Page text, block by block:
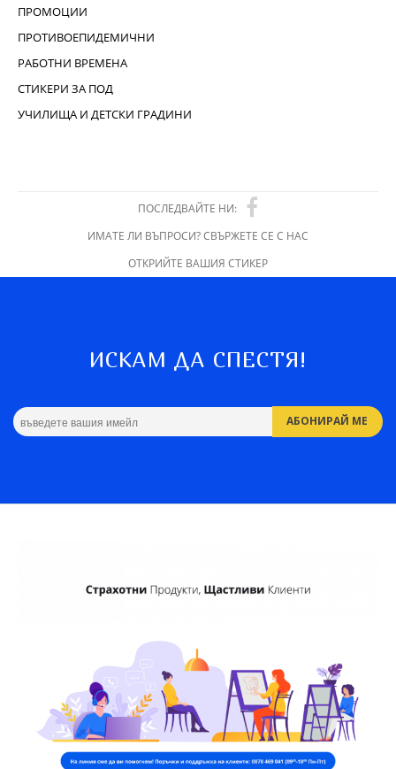
ПРОМОЦИИ
ПРОТИВОЕПИДЕМИЧНИ
РАБОТНИ ВРЕМЕНА
СТИКЕРИ ЗА ПОД
УЧИЛИЩА И ДЕТСКИ ГРАДИНИ
ПОСЛЕДВАЙТЕ НИ:
ИМАТЕ ЛИ ВЪПРОСИ? СВЪРЖЕТЕ СЕ С НАС
ОТКРИЙТЕ ВАШИЯ СТИКЕР
ИСКАМ ДА СПЕСТЯ!